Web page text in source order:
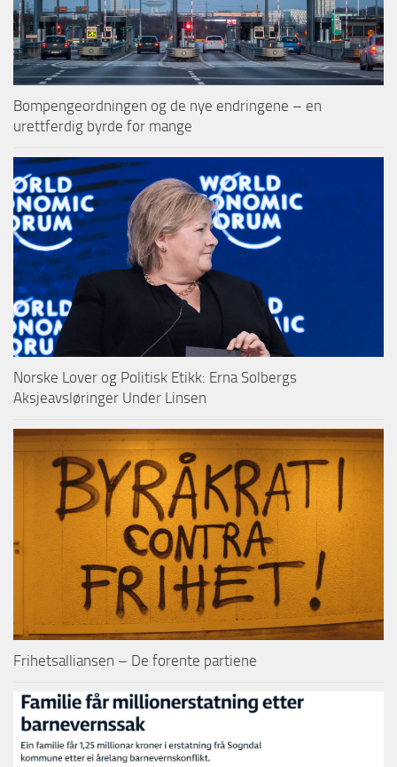
Bompengeordningen og de nye endringene – en
urettferdig byrde for mange
Norske Lover og Politisk Etikk: Erna Solbergs
Aksjeavsløringer Under Linsen
Frihetsalliansen – De forente partiene